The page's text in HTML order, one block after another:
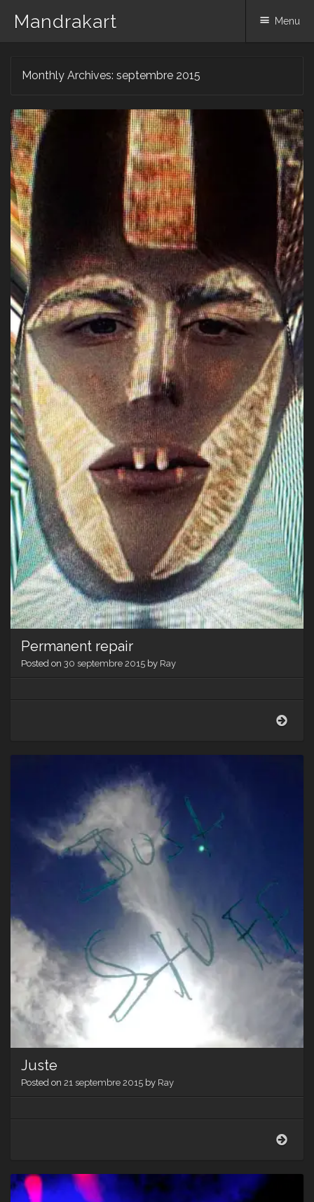
Mandrakart Menu
Monthly Archives: septembre 2015
Permanent repair
Posted on 30 septembre 2015 by Ray
Juste
Posted on 21 septembre 2015 by Ray